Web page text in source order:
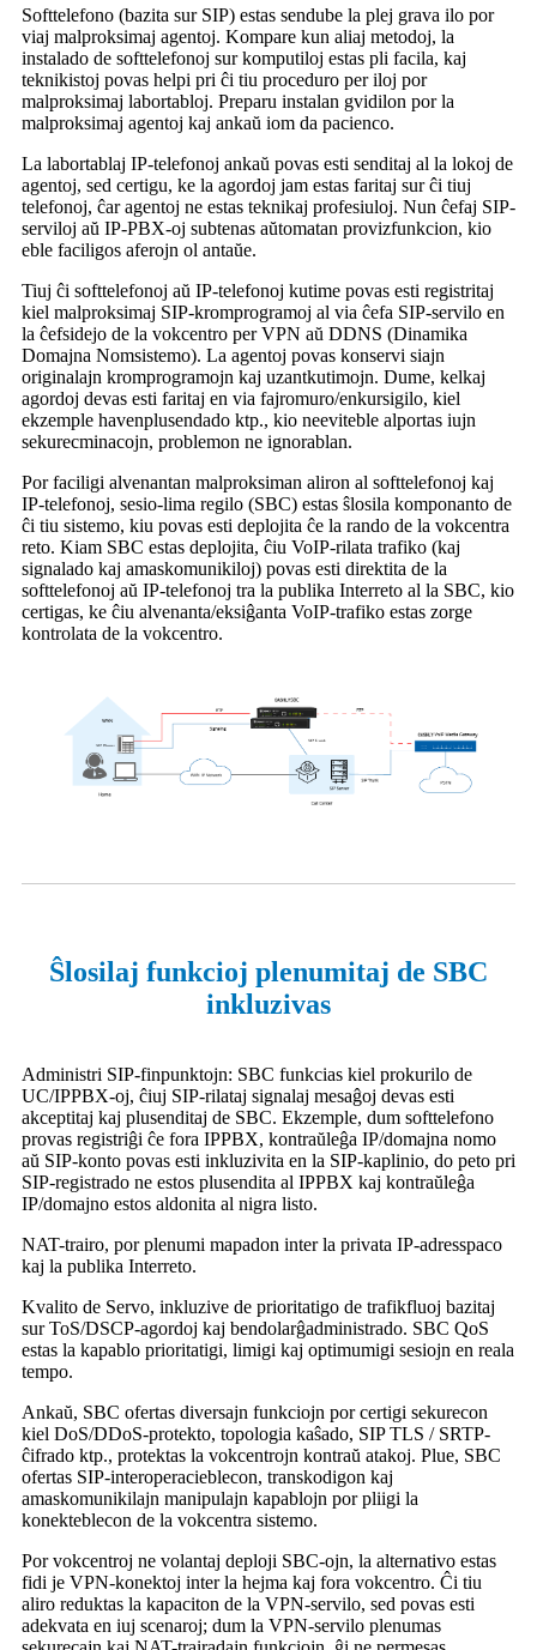
Softtelefono (bazita sur SIP) estas sendube la plej grava ilo por
viaj malproksimaj agentoj. Kompare kun aliaj metodoj, la
instalado de softtelefonoj sur komputiloj estas pli facila, kaj
teknikistoj povas helpi pri ĉi tiu proceduro per iloj por
malproksimaj labortabloj. Preparu instalan gvidilon por la
malproksimaj agentoj kaj ankaŭ iom da pacienco.
La labortablaj IP-telefonoj ankaŭ povas esti senditaj al la lokoj de
agentoj, sed certigu, ke la agordoj jam estas faritaj sur ĉi tiuj
telefonoj, ĉar agentoj ne estas teknikaj profesiuloj. Nun ĉefaj SIP-
serviloj aŭ IP-PBX-oj subtenas aŭtomatan provizfunkcion, kio
eble faciligos aferojn ol antaŭe.
Tiuj ĉi softtelefonoj aŭ IP-telefonoj kutime povas esti registritaj
kiel malproksimaj SIP-kromprogramoj al via ĉefa SIP-servilo en
la ĉefsidejo de la vokcentro per VPN aŭ DDNS (Dinamika
Domajna Nomsistemo). La agentoj povas konservi siajn
originalajn kromprogramojn kaj uzantkutimojn. Dume, kelkaj
agordoj devas esti faritaj en via fajromuro/enkursigilo, kiel
ekzemple havenplusendado ktp., kio neeviteble alportas iujn
sekurecminacojn, problemon ne ignorablan.
Por faciligi alvenantan malproksiman aliron al softtelefonoj kaj
IP-telefonoj, sesio-lima regilo (SBC) estas ŝlosila komponanto de
ĉi tiu sistemo, kiu povas esti deplojita ĉe la rando de la vokcentra
reto. Kiam SBC estas deplojita, ĉiu VoIP-rilata trafiko (kaj
signalado kaj amaskomunikiloj) povas esti direktita de la
softtelefonoj aŭ IP-telefonoj tra la publika Interreto al la SBC, kio
certigas, ke ĉiu alvenanta/eksiĝanta VoIP-trafiko estas zorge
kontrolata de la vokcentro.
Ŝlosilaj funkcioj plenumitaj de SBC
inkluzivas
Administri SIP-finpunktojn: SBC funkcias kiel prokurilo de
UC/IPPBX-oj, ĉiuj SIP-rilataj signalaj mesaĝoj devas esti
akceptitaj kaj plusenditaj de SBC. Ekzemple, dum softtelefono
provas registriĝi ĉe fora IPPBX, kontraŭleĝa IP/domajna nomo
aŭ SIP-konto povas esti inkluzivita en la SIP-kaplinio, do peto pri
SIP-registrado ne estos plusendita al IPPBX kaj kontraŭleĝa
IP/domajno estos aldonita al nigra listo.
NAT-trairo, por plenumi mapadon inter la privata IP-adresspaco
kaj la publika Interreto.
Kvalito de Servo, inkluzive de prioritatigo de trafikfluoj bazitaj
sur ToS/DSCP-agordoj kaj bendolarĝadministrado. SBC QoS
estas la kapablo prioritatigi, limigi kaj optimumigi sesiojn en reala
tempo.
Ankaŭ, SBC ofertas diversajn funkciojn por certigi sekurecon
kiel DoS/DDoS-protekto, topologia kaŝado, SIP TLS / SRTP-
ĉifrado ktp., protektas la vokcentrojn kontraŭ atakoj. Plue, SBC
ofertas SIP-interoperacieblecon, transkodigon kaj
amaskomunikilajn manipulajn kapablojn por pliigi la
konekteblecon de la vokcentra sistemo.
Por vokcentroj ne volantaj deploji SBC-ojn, la alternativo estas
fidi je VPN-konektoj inter la hejma kaj fora vokcentro. Ĉi tiu
aliro reduktas la kapaciton de la VPN-servilo, sed povas esti
adekvata en iuj scenaroj; dum la VPN-servilo plenumas